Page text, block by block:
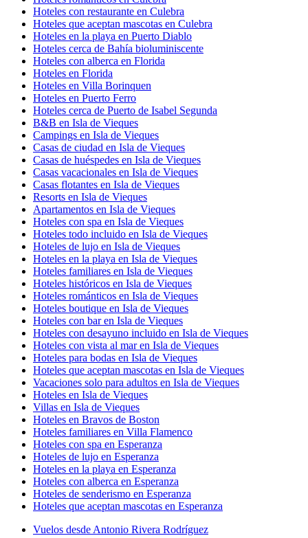
Hoteles con restaurante en Culebra
Hoteles que aceptan mascotas en Culebra
Hoteles en la playa en Puerto Diablo
Hoteles cerca de Bahía bioluminiscente
Hoteles con alberca en Florida
Hoteles en Florida
Hoteles en Villa Borinquen
Hoteles en Puerto Ferro
Hoteles cerca de Puerto de Isabel Segunda
B&B en Isla de Vieques
Campings en Isla de Vieques
Casas de ciudad en Isla de Vieques
Casas de huéspedes en Isla de Vieques
Casas vacacionales en Isla de Vieques
Casas flotantes en Isla de Vieques
Resorts en Isla de Vieques
Apartamentos en Isla de Vieques
Hoteles con spa en Isla de Vieques
Hoteles todo incluido en Isla de Vieques
Hoteles de lujo en Isla de Vieques
Hoteles en la playa en Isla de Vieques
Hoteles familiares en Isla de Vieques
Hoteles históricos en Isla de Vieques
Hoteles románticos en Isla de Vieques
Hoteles boutique en Isla de Vieques
Hoteles con bar en Isla de Vieques
Hoteles con desayuno incluido en Isla de Vieques
Hoteles con vista al mar en Isla de Vieques
Hoteles para bodas en Isla de Vieques
Hoteles que aceptan mascotas en Isla de Vieques
Vacaciones solo para adultos en Isla de Vieques
Hoteles en Isla de Vieques
Villas en Isla de Vieques
Hoteles en Bravos de Boston
Hoteles familiares en Villa Flamenco
Hoteles con spa en Esperanza
Hoteles de lujo en Esperanza
Hoteles en la playa en Esperanza
Hoteles con alberca en Esperanza
Hoteles de senderismo en Esperanza
Hoteles que aceptan mascotas en Esperanza
Vuelos desde Antonio Rivera Rodríguez